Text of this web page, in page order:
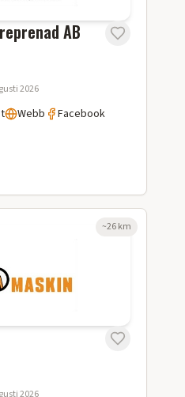
AB
2026
Webb
Facebook
2026
~26km